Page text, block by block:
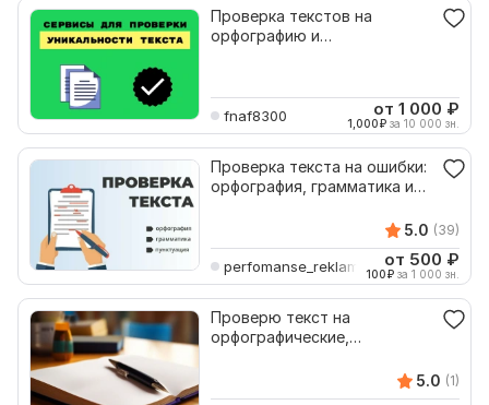
Проверка текстов на
орфографию и
fnaf8300 от 1 000 ₽
1,000₽ за 10 000 зн.
Проверка текста на ошибки:
орфография, грамматика и
5.0 (39)
perfomanse_reklama от 500 ₽
100₽ за 1 000 зн.
Проверю текст на
орфографические,
5.0 (1)